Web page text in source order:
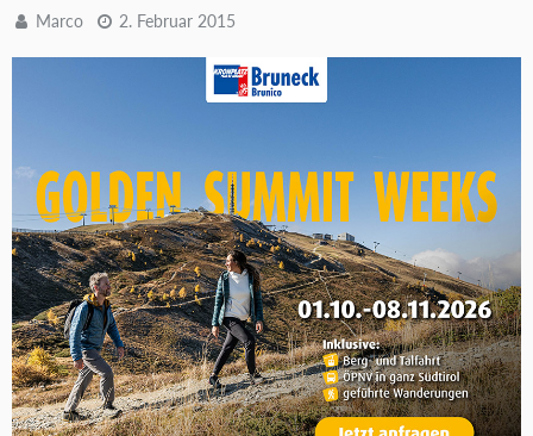
Marco 2. Februar 2015